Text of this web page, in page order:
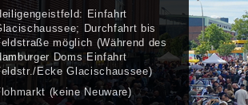
Einfahrt
Durchfahrt bis
möglich (Während des
Doms Einfahrt
Ecke Glacischaussee)
(keine Neuware)